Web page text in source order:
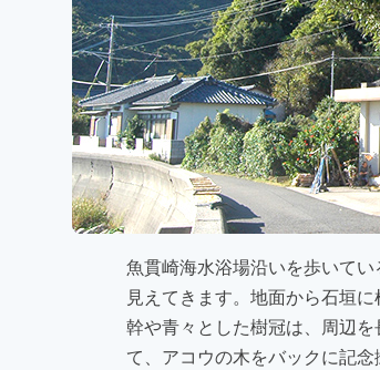
魚貫崎海水浴場沿いを歩いて
見えてきます。地面から石垣
幹や青々とした樹冠は、周辺
て、アコウの木をバックに記念